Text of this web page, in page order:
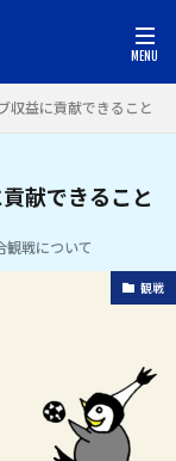
収益に貢献できること
献できること
観戦について
観戦